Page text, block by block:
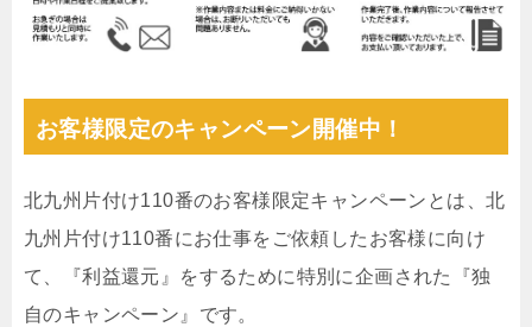
お客様限定のキャンペーン開催中！
北九州片付け110番のお客様限定キャンペーンとは、北
九州片付け110番にお仕事をご依頼したお客様に向け
て、『利益還元』をするために特別に企画された『独
自のキャンペーン』です。